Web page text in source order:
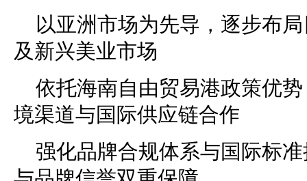
以亚洲市场为先导，逐步布
及新兴美业市场
依托海南自由贸易港政策优
境渠道与国际供应链合作
强化品牌合规体系与国际标